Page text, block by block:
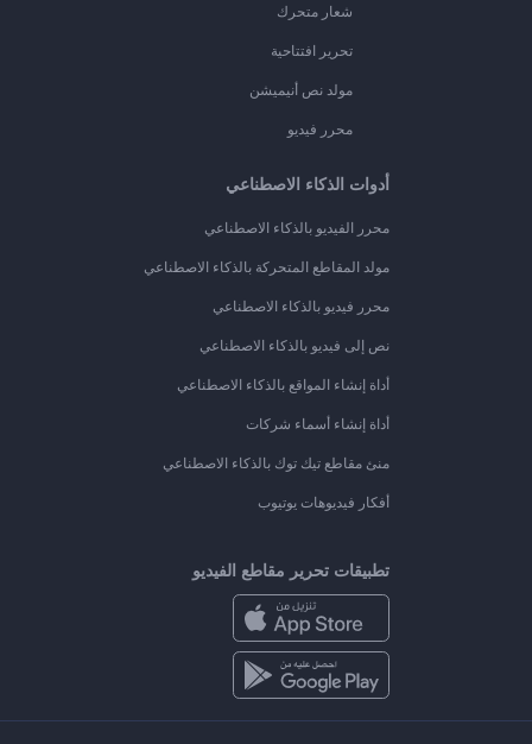
شعار متحرك
تحرير افتتاحية
مولد نص أنيميشن
محرر فيديو
أدوات الذكاء الاصطناعي
محرر الفيديو بالذكاء الاصطناعي
مولد المقاطع المتحركة بالذكاء الاصطناعي
محرر فيديو بالذكاء الاصطناعي
نص إلى فيديو بالذكاء الاصطناعي
أداة إنشاء المواقع بالذكاء الاصطناعي
أداة إنشاء أسماء شركات
منئ مقاطع تيك توك بالذكاء الاصطناعي
أفكار فيديوهات يوتيوب
تطبيقات تحرير مقاطع الفيديو